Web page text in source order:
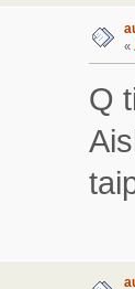
«
Q